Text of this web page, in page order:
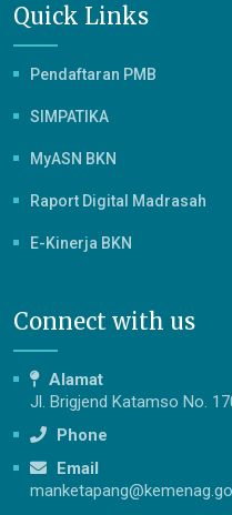
Quick Links
Pendaftaran PMB
SIMPATIKA
MyASN BKN
Raport Digital Madrasah
E-Kinerja BKN
Connect with us
Alamat
Jl. Brigjend Katamso No.
Phone
Email